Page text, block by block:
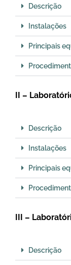
Descrição
Instalações
Principais
II –
Descrição
Instalações
Principais
III –
Descrição